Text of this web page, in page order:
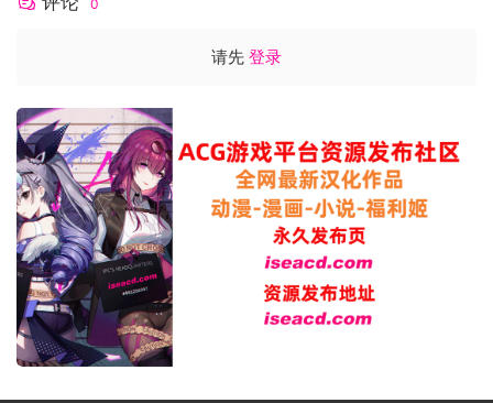
会影响某些项目的供需。储存部分商品绝对有利可图，这样，
0
请先 登录